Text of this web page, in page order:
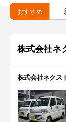
おすすめ
株式会社ネ
株式会社ネクス